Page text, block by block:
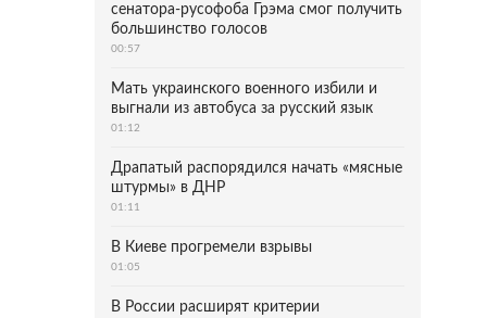
сенатора-русофоба Грэма смог получить
большинство голосов
00:57
Мать украинского военного избили и
выгнали из автобуса за русский язык
01:12
Драпатый распорядился начать «мясные
штурмы» в ДНР
01:11
В Киеве прогремели взрывы
01:05
В России расширят критерии